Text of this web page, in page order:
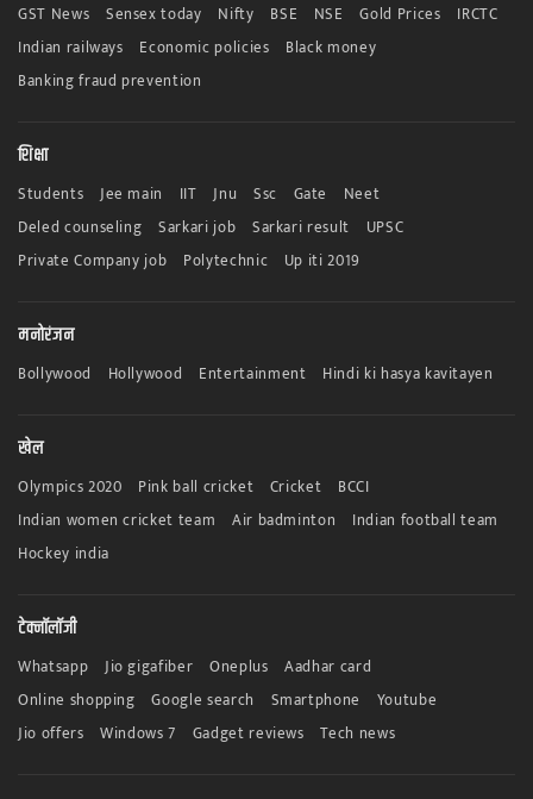
GST News
Sensex today Nifty BSE NSE Gold Prices
IRCTC
Indian railways
Economic policies
Black money
Banking fraud prevention
शिक्षा
Students Jee main IIT Jnu Ssc Gate
Neet
Deled counseling
Sarkari job Sarkari result
UPSC
Private Company job
Polytechnic Up iti 2019
मनोरंजन
Bollywood Hollywood Entertainment Hindi ki hasya kavitayen
खेल
Olympics 2020 Pink ball cricket Cricket
BCCI
Indian women cricket team
Air badminton
Indian football team
Hockey india
टेक्नॉलॉजी
Whatsapp Jio gigafiber Oneplus
Aadhar card
Online shopping
Google search Smartphone
Youtube
Jio offers
Windows 7 Gadget reviews Tech news